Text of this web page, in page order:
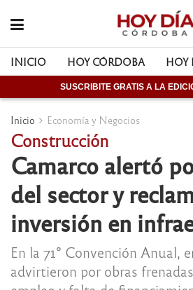
INICIO HOY CÓRDOBA HOY
SUSCRIBITE GRATIS A LA
Inicio Economía y Negocios
Construcción
Camarco alertó
del sector y
inversión en
En la 71° Convención Anual,
advirtieron por obras